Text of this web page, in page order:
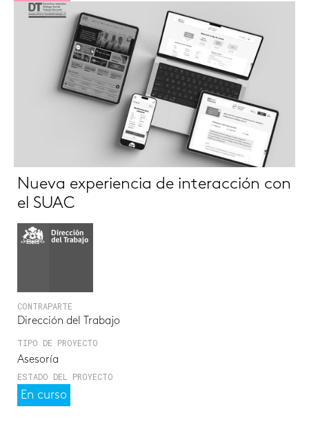
Nueva experiencia de interacción con
el SUAC
CONTRAPARTE
Dirección del Trabajo
TIPO DE PROYECTO
Asesoría
ESTADO DEL PROYECTO
En curso